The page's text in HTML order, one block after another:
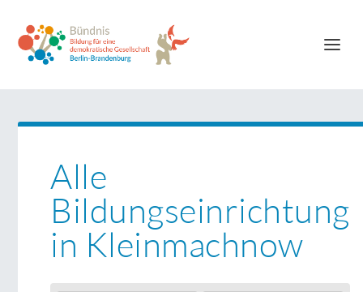
Alle
Bildungseinrichtung
in Kleinmachnow